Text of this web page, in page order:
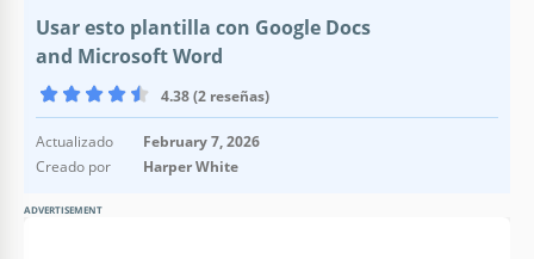
Usar esto plantilla con Google Docs
and Microsoft Word
4.38 (2 reseñas)
Actualizado
February 7, 2026
Creado por
Harper White
ADVERTISEMENT